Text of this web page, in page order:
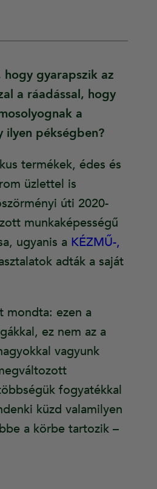
gyarapszik az
a ráadással, hogy
a
pékségben?
termékek, édes és
üzlettel is
úti 2020-
munkaképességű
ugyanis a KÉZMŰ-,
adták a saját
mondta: ezen a
ez nem az a
vagyunk
fogyatékkal
küzd valamilyen
a körbe tartozik –